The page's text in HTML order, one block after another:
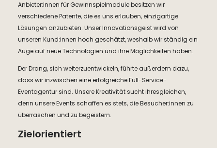
Anbieter:innen für Gewinnspielmodule besitzen wir
verschiedene Patente, die es uns erlauben, einzigartige
Lösungen anzubieten. Unser Innovationsgeist wird von
unseren Kund:innen hoch geschätzt, weshalb wir ständig ein
Auge auf neue Technologien und ihre Möglichkeiten haben.
Der Drang, sich weiterzuentwickeln, führte außerdem dazu,
dass wir inzwischen eine erfolgreiche Full-Service-
Eventagentur sind. Unsere Kreativität sucht ihresgleichen,
denn unsere Events schaffen es stets, die Besucher:innen zu
überraschen und zu begeistern.
Zielorientiert